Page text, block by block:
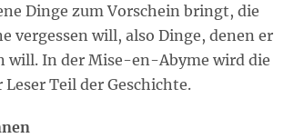
Dinge zum Vorschein bringt, die
vergessen will, also Dinge, denen er
will. In der Mise-en-Abyme wird die
Teil der Geschichte.